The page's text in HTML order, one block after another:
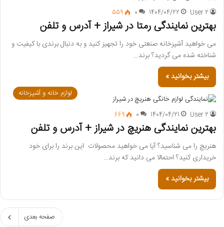
User 2
1404/04/22
0
559
بهترین نمایندگی رمتا در شیراز + آدرس و تلفن
می خواهید آشپزخانه صنعتی خود را تجهیز کنید و به دنبال برندی با کیفیت و
شناخته شده می گردید؟ برند…
بیشتر بخوانید »
لوازم خانه و آشپزخانه
User 2
1404/04/21
0
669
بهترین نمایندگی هنریچ در شیراز + آدرس و تلفن
هنریچ را می شناسید؟ آیا می خواهید محصولات این برند را برای خود
خریداری کنید؟ احتمالا می دانید که برند…
بیشتر بخوانید »
صفحه بعدی